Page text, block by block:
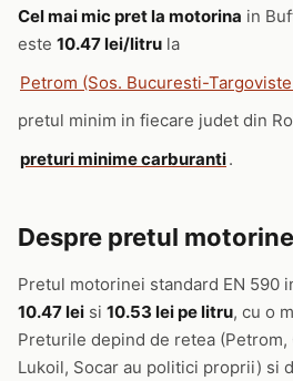
Cel mai mic pret la motorina in
este 10.47 lei/litru la
Petrom (Sos. Bucuresti-
pretul minim in fiecare judet din
preturi minime carburanti.
Despre pretul
Pretul motorinei standard EN 590
10.47 lei si 10.53 lei pe litru, cu o
Preturile depind de retea (Petrom,
Lukoil, Socar au politici proprii) si